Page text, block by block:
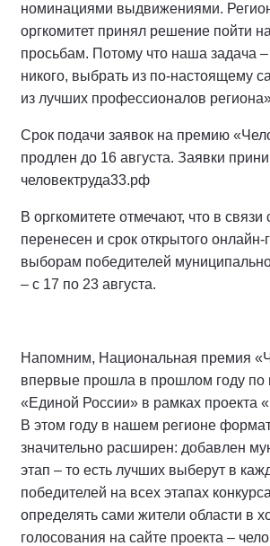
номинациями выдвижениями.
оргкомитет принял решение пойти
просьбам. Потому что наша задача –
никого, выбрать из по-настоящему
из лучших профессионалов
Срок подачи заявок на премию
продлен до 16 августа. Заявки
человектруда33.рф
В оргкомитете отмечают, что в связи
перенесен и срок открытого
выборам победителей
– с 17 по 23 августа.
Напомним, Национальная премия
впервые прошла в прошлом году по
«Единой России» в рамках проекта
В этом году в нашем регионе
значительно расширен: добавлен
этап – то есть лучших выберут в
победителей на всех этапах
определять сами жители области в
голосования на сайте проекта –